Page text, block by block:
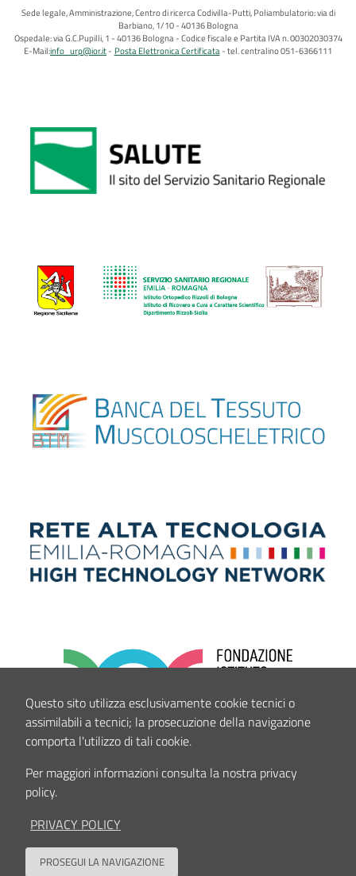
Sede legale, Amministrazione, Centro di ricerca Codivilla-Putti, Poliambulatorio: via di
Barbiano, 1/10 - 40136 Bologna
Ospedale: via G.C.Pupilli, 1 - 40136 Bologna - Codice fiscale e Partita IVA n. 00302030374
E-Mail:info_urp@ior.it Posta Elettronica Certificata tel. centralino 051-6366111
Questo sito utilizza esclusivamente cookie tecnici o
assimilabili a tecnici; la prosecuzione della navigazione
comporta l'utilizzo di tali cookie.
Per maggiori informazioni consulta la nostra privacy
policy.
PRIVACY POLICY
PROSEGUI LA NAVIGAZIONE